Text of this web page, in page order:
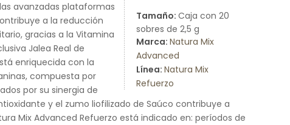
Tamaño: Caja con 20
sobres de 2,5 g
Marca: Natura Mix
Advanced
Línea: Natura Mix
Refuerzo
avanzadas plataformas
a la reducción
gracias a la Vitamina
Jalea Real de
enriquecida con la
compuesta por
por su sinergia de
y el zumo liofilizado de Saúco contribuye a
Mix Advanced Refuerzo está indicado en: períodos de